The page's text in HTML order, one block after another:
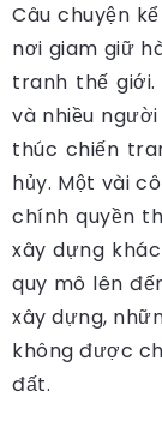
Câu chuyện
nơi giam giữ
tranh thế
và nhiều
thúc chiến
hủy. Một vài
chính quyền
xây dựng
quy mô lên
xây dựng,
không được
đất.